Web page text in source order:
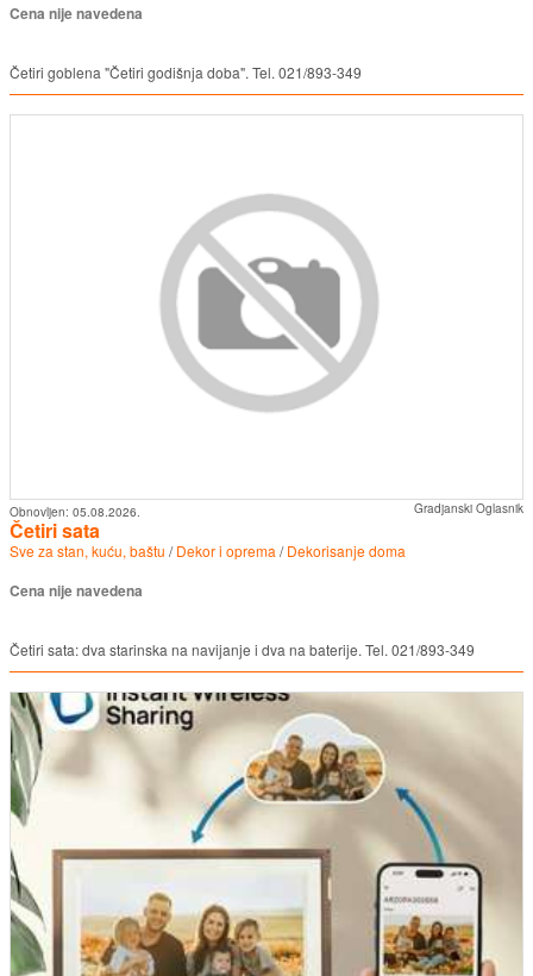
Cena nije navedena
Četiri goblena "Četiri godišnja doba". Tel. 021/893-349
Gradjanski Oglasnik
Obnovljen: 05.08.2026.
Četiri sata
Sve za stan, kuću, baštu /Dekor i oprema /Dekorisanje doma
Cena nije navedena
Četiri sata: dva starinska na navijanje i dva na baterije. Tel. 021/893-349